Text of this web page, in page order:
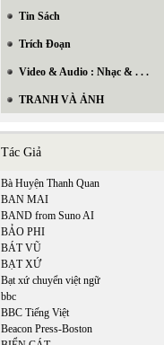
Tin Sách
Trích Đoạn
Video & Audio : Nhạc & . . .
TRANH VÀ ẢNH
Tác Giả
Bà Huyện Thanh Quan
BAN MAI
BAND from Suno AI
BẢO PHI
BÁT VŨ
BẠT XỨ
Bạt xứ chuyển việt ngữ
bbc
BBC Tiếng Việt
Beacon Press-Boston